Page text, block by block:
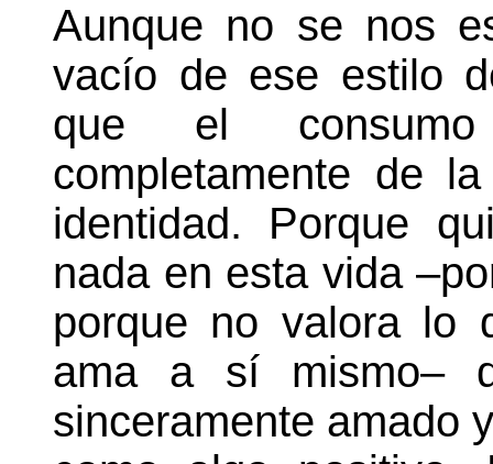
Aunque no se nos
vacío de ese estilo
que el
completamente de
identidad. Porque
nada en esta vida
porque no valora lo
ama a sí mismo–
sinceramente amado